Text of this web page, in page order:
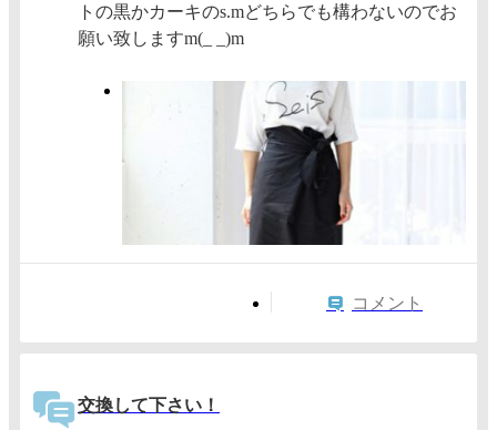
トの黒かカーキのs.mどちらでも構わないのでお
願い致しますm(_ _)m
コメント
交換して下さい！